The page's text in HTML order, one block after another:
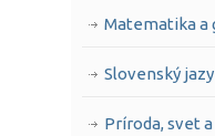
Matematika a
Slovenský
Príroda, svet